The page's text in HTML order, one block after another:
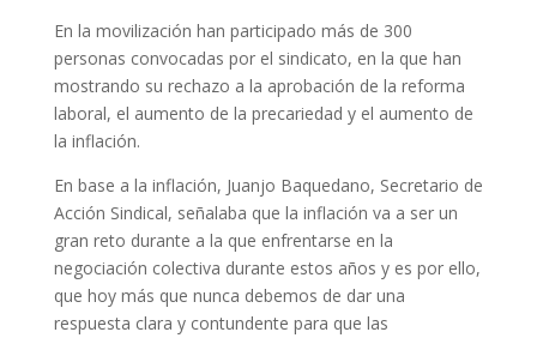
En la movilización han participado más de 300
personas convocadas por el sindicato, en la que han
mostrando su rechazo a la aprobación de la reforma
laboral, el aumento de la precariedad y el aumento de
la inflación.
En base a la inflación, Juanjo Baquedano, Secretario de
Acción Sindical, señalaba que la inflación va a ser un
gran reto durante a la que enfrentarse en la
negociación colectiva durante estos años y es por ello,
que hoy más que nunca debemos de dar una
respuesta clara y contundente para que las